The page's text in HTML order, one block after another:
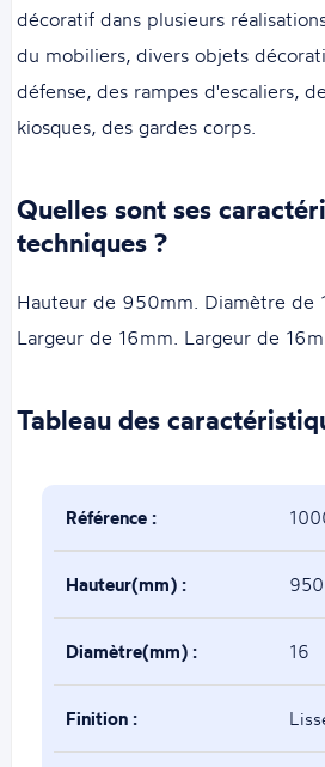
décoratif dans plusieurs
du mobiliers, divers objets
défense, des rampes d'escaliers,
kiosques, des gardes corps.
Quelles sont ses
techniques ?
Hauteur de 950mm. Diamètre de
Largeur de 16mm. Largeur de
Tableau des
Référence :
Hauteur(mm) : 950
Diamètre(mm) : 16
Finition :